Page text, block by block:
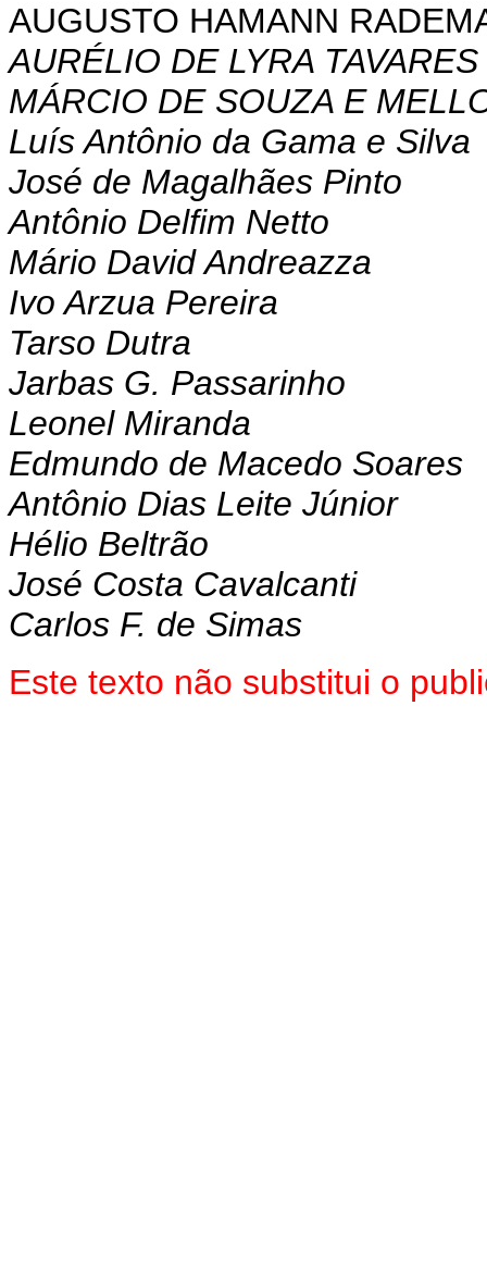
AUGUSTO HAMANN
AURÉLIO DE LYRA TAVARES
MÁRCIO DE SOUZA E
Luís Antônio da Gama e Silva
José de Magalhães Pinto
Antônio Delfim Netto
Mário David Andreazza
Ivo Arzua Pereira
Tarso Dutra
Jarbas G. Passarinho
Leonel Miranda
Edmundo de Macedo Soares
Antônio Dias Leite Júnior
Hélio Beltrão
José Costa Cavalcanti
Carlos F. de Simas
Este texto não substitui o